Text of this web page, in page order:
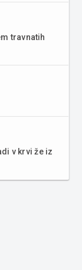
travnatih
v krvi že iz